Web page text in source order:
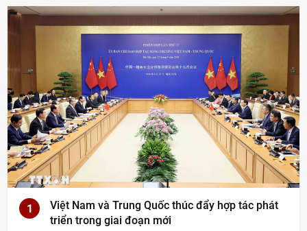
1
Việt Nam và Trung Quốc thúc đẩy hợp tác phát
triển trong giai đoạn mới